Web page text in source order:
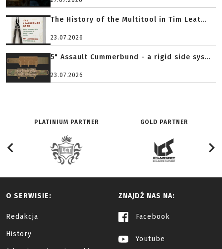
The History of the Multitool in Tim Leat...
23.07.2026
5" Assault Cummerbund - a rigid side sys...
23.07.2026
PLATINIUM PARTNER GOLD PARTNER
O SERWISIE:
Redakcja
History
ZNAJDŹ NAS NA:
Facebook
Youtube